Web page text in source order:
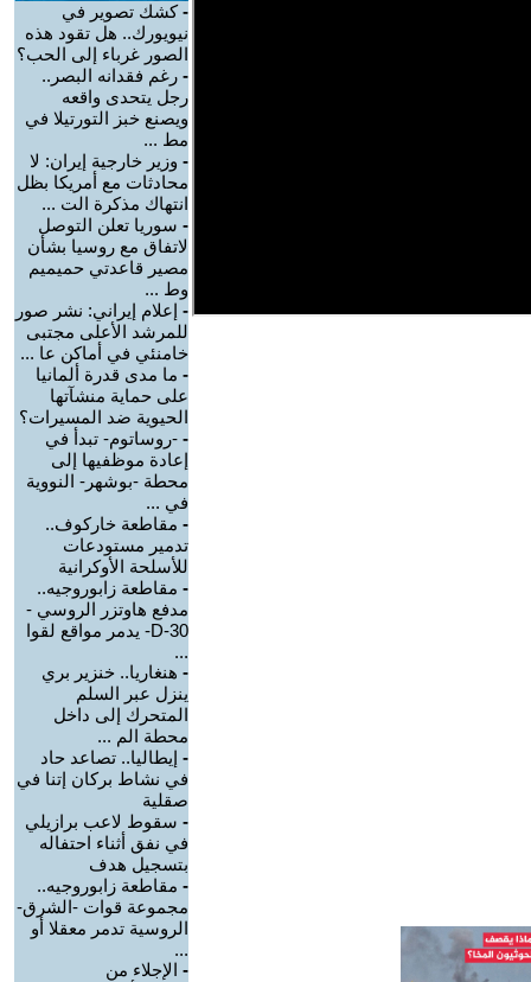
-كشك تصوير في
نيويورك.. هل تقود هذه
الصور غرباء إلى الحب؟
- رغم فقدانه البصر..
رجل يتحدى واقعه
ويصنع خبز التورتيلا في
مط ...
- وزير خارجية إيران: لا
محادثات مع أمريكا بظل
انتهاك مذكرة الت ...
- سوريا تعلن التوصل
لاتفاق مع روسيا بشأن
مصير قاعدتي حميميم
وط ...
- إعلام إيراني: نشر صور
للمرشد الأعلى مجتبى
خامنئي في أماكن عا ...
- ما مدى قدرة ألمانيا
على حماية منشآتها
الحيوية ضد المسيرات؟
- -روساتوم- تبدأ في
إعادة موظفيها إلى
محطة -بوشهر- النووية
في ...
- مقاطعة خاركوف..
تدمير مستودعات
للأسلحة الأوكرانية
- مقاطعة زابوروجيه..
مدفع هاوتزر الروسي -
D-30- يدمر مواقع لقوا
...
- هنغاريا.. خنزير بري
ينزل عبر السلم
المتحرك إلى داخل
محطة الم ...
- إيطاليا.. تصاعد حاد
في نشاط بركان إتنا في
صقلية
- سقوط لاعب برازيلي
في نفق أثناء احتفاله
بتسجيل هدف
- مقاطعة زابوروجيه..
مجموعة قوات -الشرق-
الروسية تدمر معقلا أو
...
- الإجلاء من